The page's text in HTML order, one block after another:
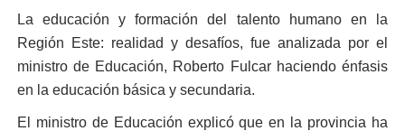
La educación y formación del talento humano en la
Región Este: realidad y desafíos, fue analizada por el
ministro de Educación, Roberto Fulcar haciendo énfasis
en la educación básica y secundaria.
El ministro de Educación explicó que en la provincia ha